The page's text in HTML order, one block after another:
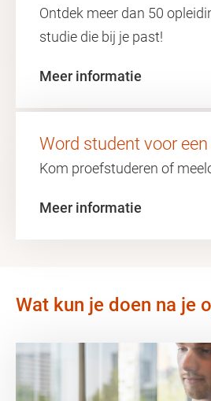
Ontdek meer dan 50
studie die bij je past!
Meer informatie
Word student voor een
Kom proefstuderen of
Meer informatie
Wat kun je doen na je